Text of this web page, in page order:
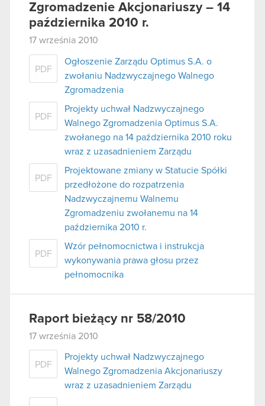
Zgromadzenie Akcjonariuszy – 14
października 2010 r.
17 września 2010
PDF
Ogłoszenie Zarządu Optimus S.A. o
zwołaniu Nadzwyczajnego Walnego
Zgromadzenia
PDF
Projekty uchwał Nadzwyczajnego
Walnego Zgromadzenia Optimus S.A.
zwołanego na 14 października 2010 roku
wraz z uzasadnieniem Zarządu
PDF
Projektowane zmiany w Statucie Spółki
przedłożone do rozpatrzenia
Nadzwyczajnemu Walnemu
Zgromadzeniu zwołanemu na 14
października 2010 r.
PDF
Wzór pełnomocnictwa i instrukcja
wykonywania prawa głosu przez
pełnomocnika
Raport bieżący nr 58/2010
17 września 2010
PDF
Projekty uchwał Nadzwyczajnego
Walnego Zgromadzenia Akcjonariuszy
wraz z uzasadnieniem Zarządu